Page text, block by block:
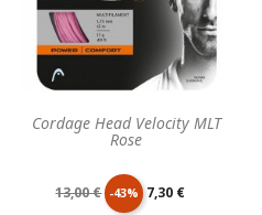
Cordage Head Velocity MLT
Rose
Prix
13,00 € -43% Prix
7,30 €